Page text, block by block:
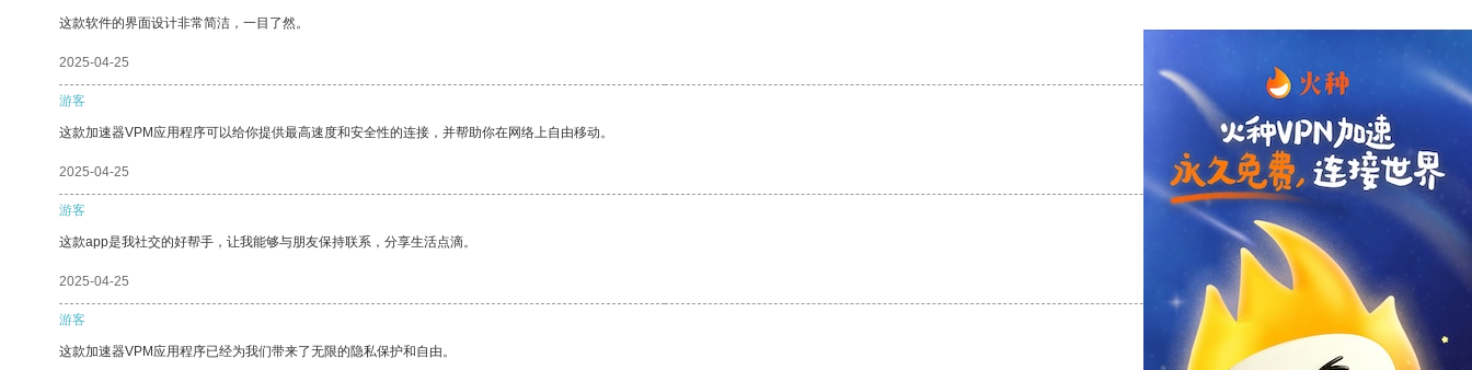
这款软件的界面设计非常简洁，一目了然。
2025-04-25
游客
这款加速器VPM应用程序可以给你提供最高速度和安全性的连接，并帮助你在网络上自由移动。
2025-04-25 支持 [0] 反对[0]
游客
这款app是我社交的好帮手，让我能够与朋友保持联系，分享生活点滴。
2025-04-25 支持[0] 反对
游客
这款加速器VPM应用程序已经为我们带来了无限的隐私保护和自由。